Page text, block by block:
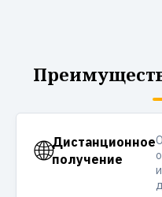
🌐Дистанционное
получение